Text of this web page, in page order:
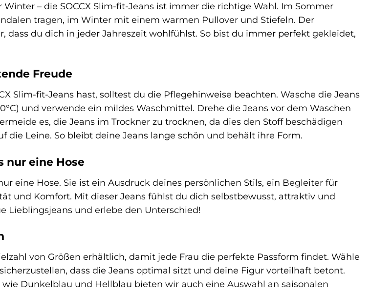
– die SOCCX Slim-fit-Jeans ist immer die richtige Wahl. Im Sommer
tragen, im Winter mit einem warmen Pullover und Stiefeln. Der
dass du dich in jeder Jahreszeit wohlfühlst. So bist du immer perfekt gekleidet,
Freude
Slim-fit-Jeans hast, solltest du die Pflegehinweise beachten. Wasche die Jeans
und verwende ein mildes Waschmittel. Drehe die Jeans vor dem Waschen
es, die Jeans im Trockner zu trocknen, da dies den Stoff beschädigen
die Leine. So bleibt deine Jeans lange schön und behält ihre Form.
nur eine Hose
eine Hose. Sie ist ein Ausdruck deines persönlichen Stils, ein Begleiter für
und Komfort. Mit dieser Jeans fühlst du dich selbstbewusst, attraktiv und
Lieblingsjeans und erlebe den Unterschied!
von Größen erhältlich, damit jede Frau die perfekte Passform findet. Wähle
dass die Jeans optimal sitzt und deine Figur vorteilhaft betont.
Dunkelblau und Hellblau bieten wir auch eine Auswahl an saisonalen